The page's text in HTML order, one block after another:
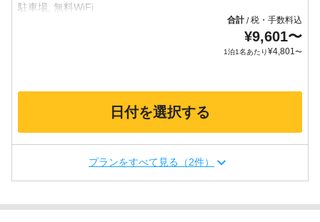
合計/税・手数料込
¥9,601〜
1泊1名あたり¥4,801〜
日付を選択する
プランをすべて見る（2件）